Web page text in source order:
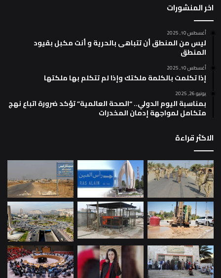
اخر المنشورات
أغسطس 10, 2025
ليس من المنطق أن تتباهى بالحرية و أنت مكبل بقيود
المنطق
أغسطس 10, 2025
إذا تكلمت بالكلمة ملكتك وإذا لم تتكلم بها ملكتها
يونيو 26, 2025
بمناسبة اليوم الدولي.. “الصحة العالمية” تؤكد ضرورة اتباع نهج
متكامل لمواجهة إدمان المخدرات
الاكثر قراءة